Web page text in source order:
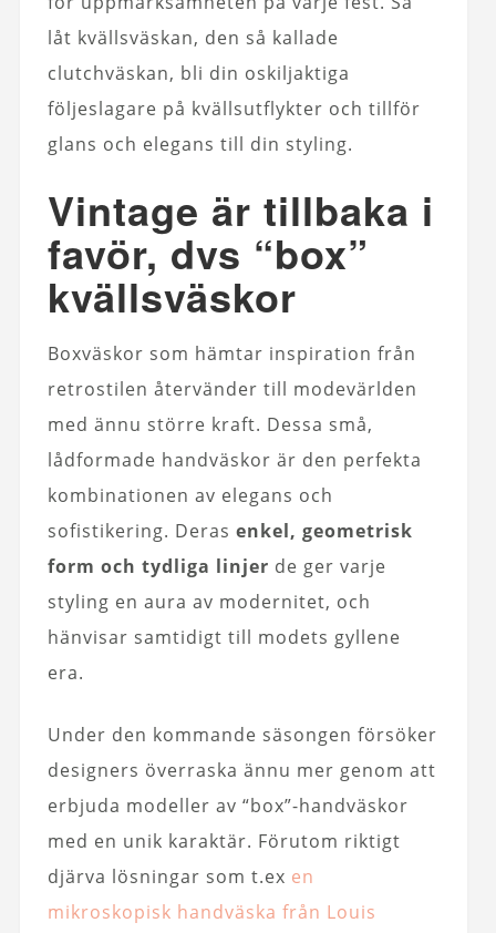
låt kvällsväskan, den så kallade
clutchväskan, bli din oskiljaktiga
följeslagare på kvällsutflykter och tillför
glans och elegans till din styling.
Vintage är tillbaka i
favör, dvs “box”
kvällsväskor
Boxväskor som hämtar inspiration från
retrostilen återvänder till modevärlden
med ännu större kraft. Dessa små,
lådformade handväskor är den perfekta
kombinationen av elegans och
sofistikering. Deras enkel, geometrisk
form och tydliga linjer de ger varje
styling en aura av modernitet, och
hänvisar samtidigt till modets gyllene
era.
Under den kommande säsongen försöker
designers överraska ännu mer genom att
erbjuda modeller av “box”-handväskor
med en unik karaktär. Förutom riktigt
djärva lösningar som t.ex en
mikroskopisk handväska från Louis